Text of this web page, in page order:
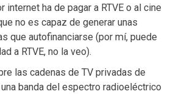
internet ha de pagar a RTVE o al cine
no es capaz de generar unas
que autofinanciarse (por mí, puede
a RTVE, no la veo).
las cadenas de TV privadas de
una banda del espectro radioeléctrico